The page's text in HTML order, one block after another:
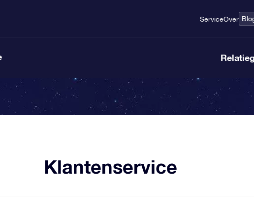
ServiceOver
Klantenservice